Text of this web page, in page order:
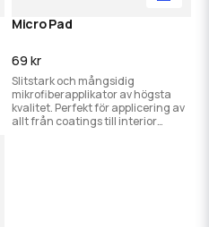
Micro Pad
69 kr
Slitstark och mångsidig
mikrofiberapplikator av högsta
kvalitet. Perfekt för applicering av
allt från coatings till interior